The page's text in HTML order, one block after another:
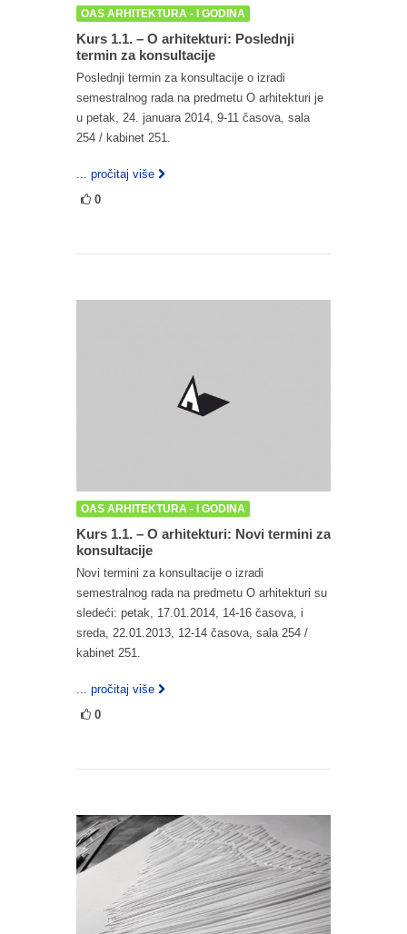
OAS ARHITEKTURA - I GODINA
Kurs 1.1. – O arhitekturi: Poslednji
termin za konsultacije
Poslednji termin za konsultacije o izradi
semestralnog rada na predmetu O arhitekturi je
u petak, 24. januara 2014, 9-11 časova, sala
254 / kabinet 251.
... pročitaj više
0
OAS ARHITEKTURA - I GODINA
Kurs 1.1. – O arhitekturi: Novi termini za
konsultacije
Novi termini za konsultacije o izradi
semestralnog rada na predmetu O arhitekturi su
sledeći: petak, 17.01.2014, 14-16 časova, i
sreda, 22.01.2013, 12-14 časova, sala 254 /
kabinet 251.
... pročitaj više
0